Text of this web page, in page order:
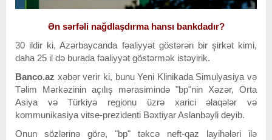
Ən sərfəli nağdlaşdırma hansı bankdadır?
30 ildir ki, Azərbaycanda fəaliyyət göstərən bir şirkət kimi,
daha 25 il də burada fəaliyyət göstərmək istəyirik.
Banco.az xəbər verir ki, bunu Yeni Klinikada Simulyasiya və
Təlim Mərkəzinin açılış mərasimində "bp"nin Xəzər, Orta
Asiya və Türkiyə regionu üzrə xarici əlaqələr və
kommunikasiya vitse-prezidenti Bəxtiyar Aslanbəyli deyib.
Onun sözlərinə görə, "bp" təkcə neft-qaz layihələri ilə